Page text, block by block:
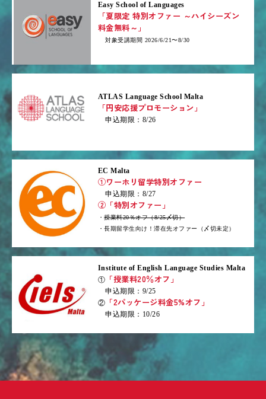
Easy School of Languages
「夏限定 特別オファー ～ハイシーズン
料金無料～」
対象受講期間 2026/6/21〜8/30
ATLAS Language School Malta
「円安応援プロモーション」
申込期限：8/26
EC Malta
①ワーホリ留学特別オファー
申込期限：8/27
②「特別オファー」
・授業料20％オフ（8/25〆切）
・長期留学生向け！滞在先オファー（〆切未定）
Institute of English Language Studies Malta
① 「授業料20％オフ」
申込期限：9/25
② 「2パッケージ料金5%オフ」
申込期限：10/26